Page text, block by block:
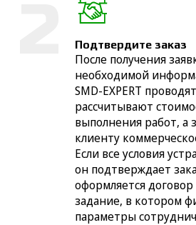
Подтвердите заказ
После получения
необходимой
SMD-EXPERT
рассчитывают
выполнения работ, а
клиенту
Если все условия
он подтверждает
оформляется
задание, в котором
параметры